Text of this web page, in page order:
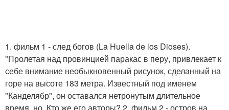
1. фильм 1 - след богов (La Huella de los Dioses).
"Пролетая над провинцией паракас в перу, привлекает к
себе внимание необыкновенный рисунок, сделанный на
горе на высоте 183 метра. Известный под именем
"Канделябр", он оставался нетронутым длительное